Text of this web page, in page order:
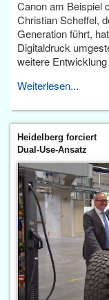
Canon am Beispiel
Christian Scheffel,
Generation führt,
Digitaldruck
weitere
Weiterlesen...
Heidelberg forciert
Dual-Use-Ansatz